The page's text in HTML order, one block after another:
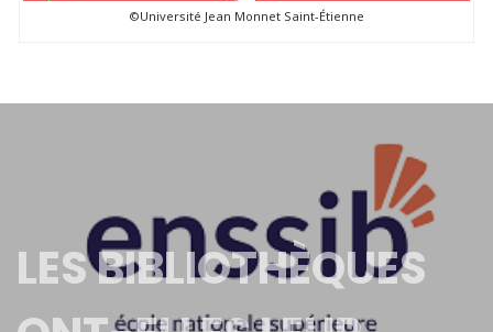
©Université Jean Monnet Saint-Étienne
LES BIBLIOTHÈQUES